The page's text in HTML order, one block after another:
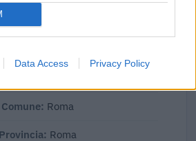
Data Access Privacy Policy
Comune: Roma
Provincia: Roma